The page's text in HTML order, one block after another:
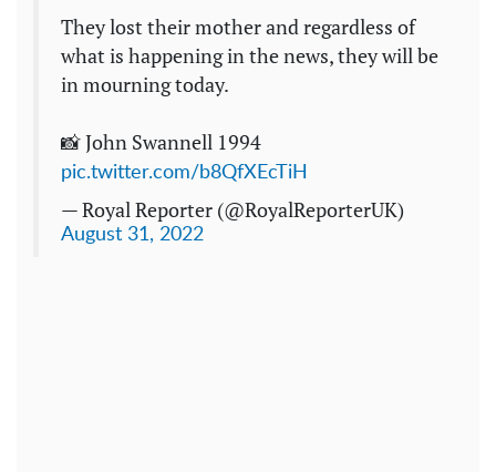
They lost their mother and regardless of
what is happening in the news, they will be
in mourning today.
📸 John Swannell 1994
pic.twitter.com/b8QfXEcTiH
— Royal Reporter (@RoyalReporterUK)
August 31, 2022